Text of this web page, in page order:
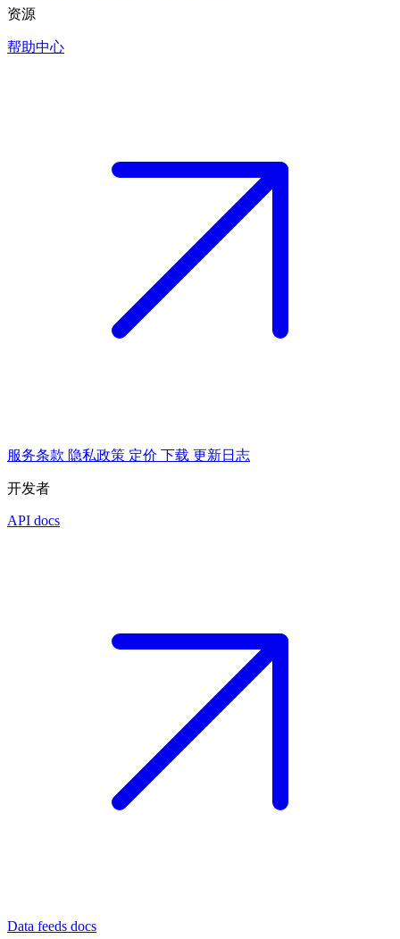
资源
帮助中心
服务条款 隐私政策 定价 下载 更新日志
开发者
API docs
Data feeds docs